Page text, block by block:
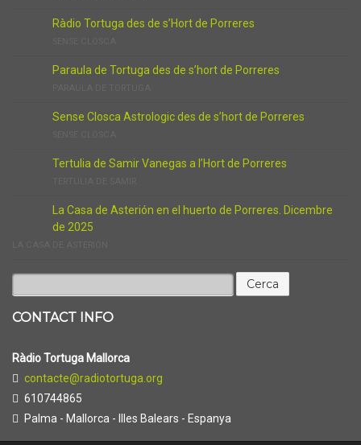
Ràdio Tortuga des de s’Hort de Porreres
Paraula de Tortuga des de s’hort de Porreres
Sense Closca Astrologic des de s’hort de Porreres
Tertulia de Samir Vanegas a l’Hort de Porreres
La Casa de Asterión en el huerto de Porreres. Dicembre
de 2025
Cerca:
CONTACT INFO
Ràdio Tortuga Mallorca
contacte@radiotortuga.org
610744865
Palma - Mallorca - Illes Balears - Espanya